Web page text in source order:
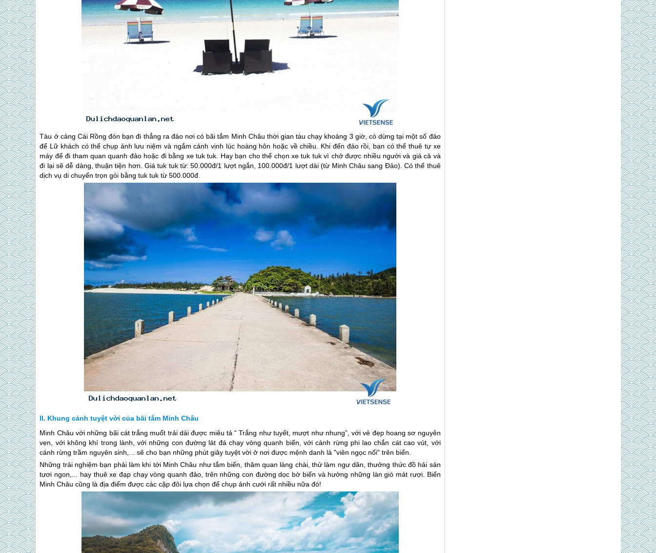
Tàu ở cảng Cái Rồng đón bạn đi thẳng ra đảo nơi có bãi tắm Minh Châu thời gian tàu chạy khoảng 3 giờ, có dừng tại một số đảo
để Lữ khách có thể chụp ảnh lưu niệm và ngắm cảnh vịnh lúc hoàng hôn hoặc về chiều. Khi đến đảo rồi, bạn có thể thuê tự xe
máy để đi tham quan quanh đảo hoặc đi bằng xe tuk tuk. Hay bạn cho thể chọn xe tuk tuk vì chở được nhiều người và giá cả và
đi lại sẽ dễ dàng, thuận tiện hơn. Giá tuk tuk từ: 50.000đ/1 lượt ngắn, 100.000đ/1 lượt dài (từ Minh Châu sang Đảo). Có thể thuê
dịch vụ di chuyển trọn gói bằng tuk tuk từ 500.000đ.
Khung cảnh tuyệt vời của bãi tắm Minh Châu
Minh Châu với những bãi cát trắng muốt trải dài được miêu tả “ Trắng như tuyết, mượt như nhung”, với vẻ đẹp hoang sơ nguyên
vẹn, với không khí trong lành, với những con đường lát đá chạy vòng quanh biển, với cánh rừng phi lao chắn cát cao vút, với
cánh rừng trầm nguyên sinh,... sẽ cho bạn những phút giây tuyệt vời ở nơi được mệnh danh là "viên ngọc nổi" trên biển.
Những trải nghiệm bạn phải làm khi tới Minh Châu như tắm biển, thăm quan làng chài, thử làm ngư dân, thưởng thức đồ hải sản
tươi ngon,... hay thuê xe đạp chạy vòng quanh đảo, trên những con đường dọc bờ biển và hưởng những làn gió mát rượi. Biển
Minh Châu cũng là địa điểm được các cặp đôi lựa chọn để chụp ảnh cưới rất nhiều nữa đó!